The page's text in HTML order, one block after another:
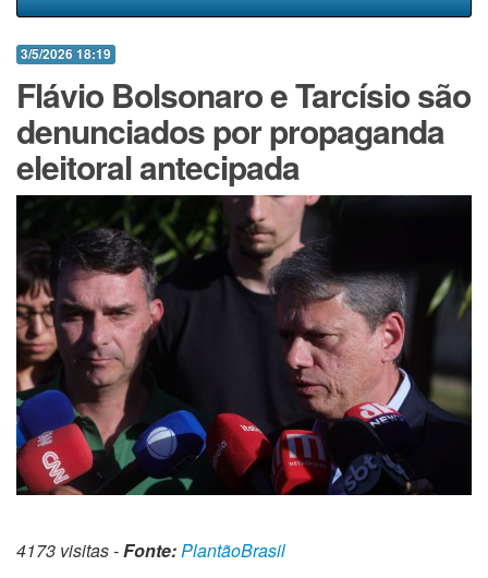
3/5/2026 18:19
Flávio Bolsonaro e Tarcísio são
denunciados por propaganda
eleitoral antecipada
4173 visitas -Fonte:PlantãoBrasil